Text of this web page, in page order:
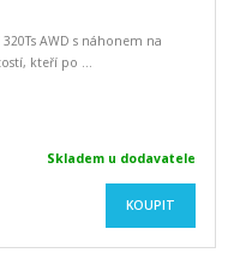
AWD s náhonem na
kteří po ...
Skladem u dodavatele
KOUPIT